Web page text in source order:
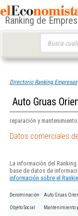
Ranking de
Directorio Ranking Empresas
Auto Gruas
reparación y
Datos comerciales
La información del
base de datos de
información sobre el
Denominación Auto Gruas
Objeto Social Mantenimiento